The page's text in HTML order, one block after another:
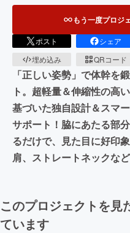
もう一度プロジ
ポスト シェア
埋め込み
QRコード
「正しい姿勢」で体幹を
ト。超軽量＆伸縮性の高
基づいた独自設計＆スマ
サポート！脇にあたる部
るだけで、見た目に好印
肩、ストレートネックな
このプロジェクトを見
ています